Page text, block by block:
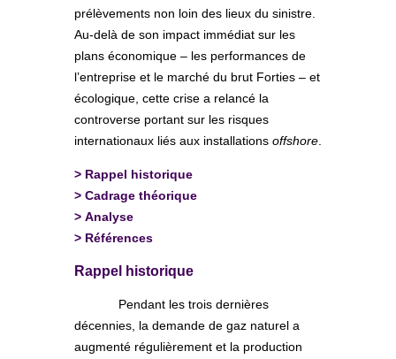
prélèvements non loin des lieux du sinistre.
Au-delà de son impact immédiat sur les
plans économique – les performances de
l’entreprise et le marché du brut Forties – et
écologique, cette crise a relancé la
controverse portant sur les risques
internationaux liés aux installations offshore
> Rappel historique
> Cadrage théorique
> Analyse
> Références
Rappel historique
Pendant les trois dernières
décennies, la demande de gaz naturel a
augmenté régulièrement et la production